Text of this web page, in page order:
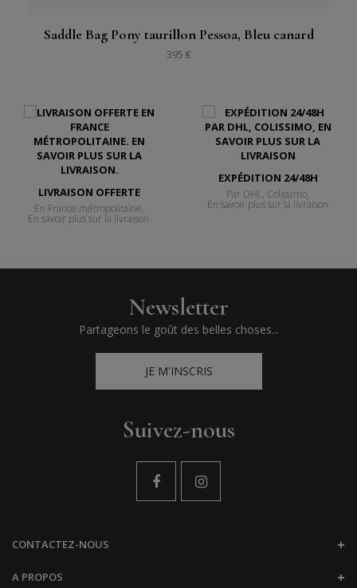
Saddle Bag Pony taurillon Pessoa, Bleu canard
395 €
LIVRAISON OFFERTE
En France métropolitaine.
En savoir plus sur la livraison.
EXPÉDITION 24/48H
Par DHL, Colissimo,
En savoir plus sur la livraison
Newsletter
Partageons le goût des belles choses...
JE M'INSCRIS
Suivez-nous
CONTACTEZ-NOUS
A PROPOS